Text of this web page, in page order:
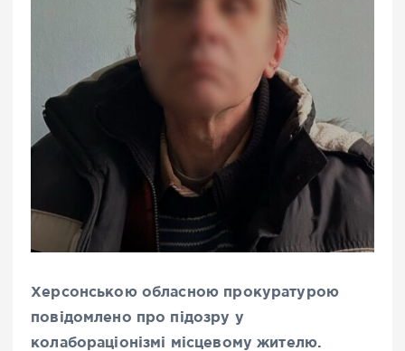
Херсонською обласною прокуратурою
повідомлено про підозру у
колабораціонізмі місцевому жителю.